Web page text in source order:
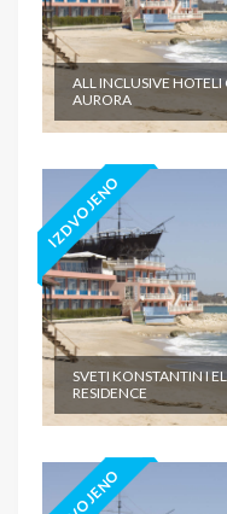
ALL INCLUSIVE
AURORA
IZDVOJENO
SVETI KONSTANTIN I
RESIDENCE